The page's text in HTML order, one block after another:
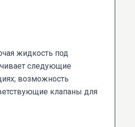
жидкость под
следующие
возможность
клапаны для